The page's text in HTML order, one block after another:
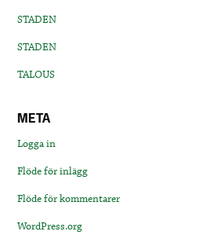
STADEN
STADEN
TALOUS
META
Logga in
Flöde för inlägg
Flöde för kommentarer
WordPress.org